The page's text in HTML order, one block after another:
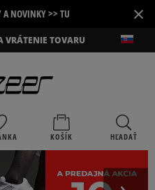
A NOVINKY >> TU ×
TOVARU
KOŠÍK HĽADAŤ